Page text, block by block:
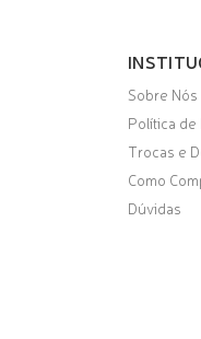
Sobre Nós
Política
Trocas e
Como
Dúvidas